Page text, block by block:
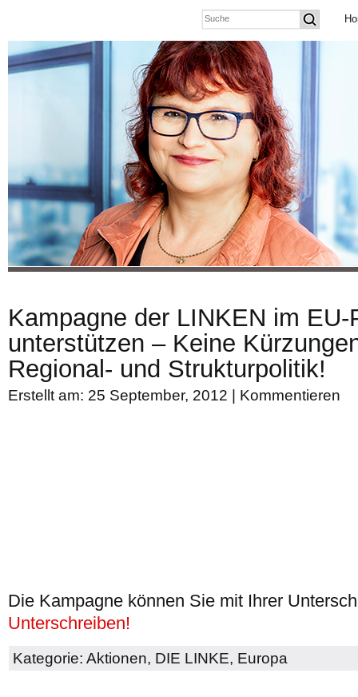
Kampagne der LINKEN im EU-
unterstützen – Keine
Regional- und Strukturpolitik!
Erstellt am: 25 September, 2012 | Kommentieren
Die Kampagne können Sie mit Ihrer
Unterschreiben!
Kategorie: Aktionen, DIE LINKE, Europa